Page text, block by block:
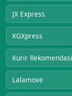
JX Express
KGXpress
Kurir
Lalamove